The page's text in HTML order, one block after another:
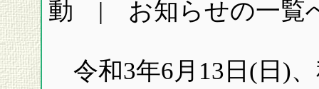
動 | お知らせの一覧
令和3年6月13日(日)